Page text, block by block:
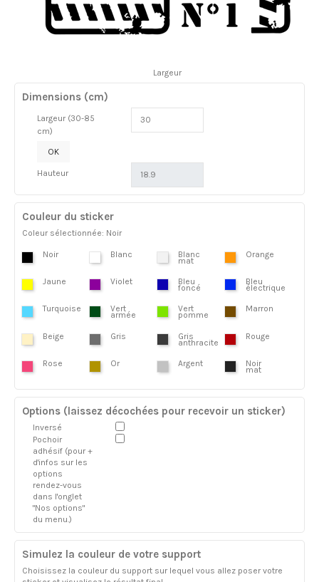
Largeur
Dimensions (cm)
Largeur (30-85
cm)
OK
Hauteur
Couleur du sticker
Coleur sélectionnée: Noir
Noir Blanc Blanc
mat
Orange
Jaune Violet Bleu
foncé
Bleu
électrique
Turquoise Vert
armée
Vert
pomme
Marron
Beige Gris Gris
anthracite
Rouge
Rose Or Argent Noir
mat
Options (laissez décochées pour recevoir un sticker)
Inversé
Pochoir
adhésif (pour +
d'infos sur les
options
rendez-vous
dans l'onglet
"Nos options"
du menu.)
Simulez la couleur de votre support
Choisissez la couleur du support sur lequel vous allez poser votre